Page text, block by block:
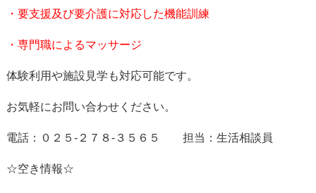
・要支援及び要介護に対応した機能訓練
・専門職によるマッサージ
体験利用や施設見学も対応可能です。
お気軽にお問い合わせください。
電話：０２５-２７８-３５６５ 担当：生活相談員
☆空き情報☆